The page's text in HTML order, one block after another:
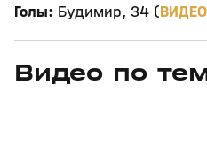
Голы: Будимир, 34 (ВИДЕО
Видео по
31 июл, 17:10